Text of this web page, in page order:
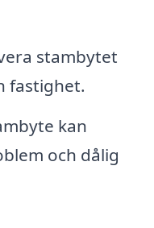
stambytet
fastighet.
kan
och dålig